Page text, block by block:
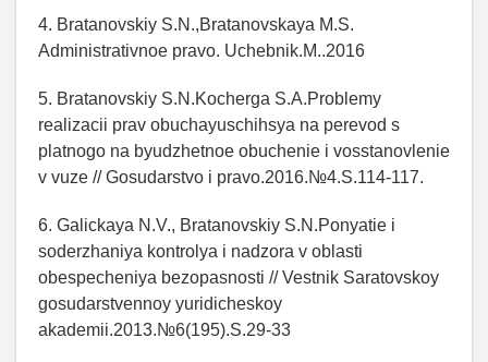
4. Bratanovskiy S.N.,Bratanovskaya M.S.
Administrativnoe pravo. Uchebnik.M..2016
5. Bratanovskiy S.N.Kocherga S.A.Problemy
realizacii prav obuchayuschihsya na perevod s
platnogo na byudzhetnoe obuchenie i vosstanovlenie
v vuze // Gosudarstvo i pravo.2016.№4.S.114-117.
6. Galickaya N.V., Bratanovskiy S.N.Ponyatie i
soderzhaniya kontrolya i nadzora v oblasti
obespecheniya bezopasnosti // Vestnik Saratovskoy
gosudarstvennoy yuridicheskoy
akademii.2013.№6(195).S.29-33